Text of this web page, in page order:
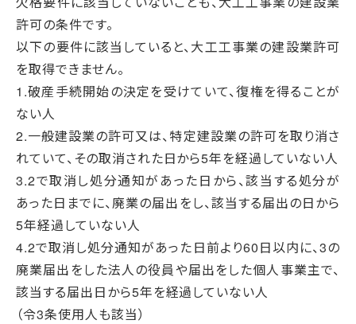
許可の条件です。
以下の要件に該当していると、大工工事業の建設業許可
を取得できません。
1.破産手続開始の決定を受けていて、復権を得ることが
ない人
2.一般建設業の許可又は、特定建設業の許可を取り消さ
れていて、その取消された日から5年を経過していない人
3.2で取消し処分通知があった日から、該当する処分が
あった日までに、廃業の届出をし、該当する届出の日から
5年経過していない人
4.2で取消し処分通知があった日前より60日以内に、3の
廃業届出をした法人の役員や届出をした個人事業主で、
該当する届出日から5年を経過していない人
（令3条使用人も該当）